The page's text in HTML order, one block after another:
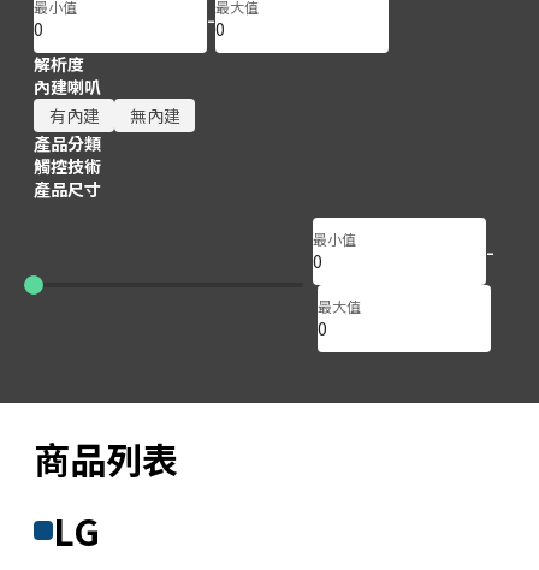
最小值 -最大值
解析度
內建喇叭
有內建
無內建
產品分類
觸控技術
產品尺寸
最小值 -
最大值
商品列表
LG